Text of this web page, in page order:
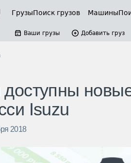
ГрузыПоиск грузов Машины
Ваши грузы Добавить груз
Isuzu
2018